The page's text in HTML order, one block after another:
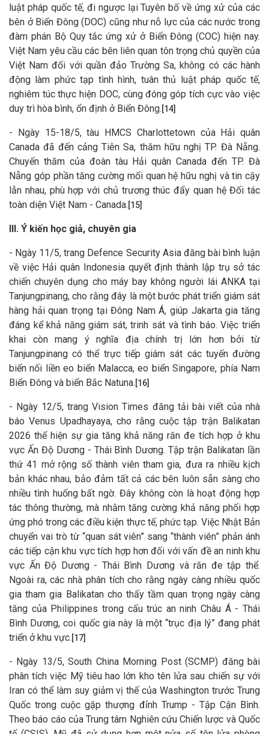
luật pháp quốc tế, đi ngược lại Tuyên bố về ứng xử của các
bên ở Biển Đông (DOC) cũng như nỗ lực của các nước trong
đàm phán Bộ Quy tắc ứng xử ở Biển Đông (COC) hiện nay.
Việt Nam yêu cầu các bên liên quan tôn trọng chủ quyền của
Việt Nam đối với quần đảo Trường Sa, không có các hành
động làm phức tạp tình hình, tuân thủ luật pháp quốc tế,
nghiêm túc thực hiện DOC, cùng đóng góp tích cực vào việc
duy trì hòa bình, ổn định ở Biển Đông. [14]
- Ngày 15-18/5, tàu HMCS Charlottetown của Hải quân
Canada đã đến cảng Tiên Sa, thăm hữu nghị TP. Đà Nẵng.
Chuyến thăm của đoàn tàu Hải quân Canada đến TP. Đà
Nẵng góp phần tăng cường mối quan hệ hữu nghị và tin cậy
lẫn nhau, phù hợp với chủ trương thúc đẩy quan hệ Đối tác
toàn diện Việt Nam - Canada. [15]
III. Ý kiến học giả, chuyên gia
- Ngày 11/5, trang Defence Security Asia đăng bài bình luận
về việc Hải quân Indonesia quyết định thành lập trụ sở tác
chiến chuyên dụng cho máy bay không người lái ANKA tại
Tanjungpinang, cho rằng đây là một bước phát triển giám sát
hàng hải quan trọng tại Đông Nam Á, giúp Jakarta gia tăng
đáng kể khả năng giám sát, trinh sát và tình báo. Việc triển
khai còn mang ý nghĩa địa chính trị lớn hơn bởi từ
Tanjungpinang có thể trực tiếp giám sát các tuyến đường
biển nối liền eo biển Malacca, eo biển Singapore, phía Nam
Biển Đông và biển Bắc Natuna. [16]
- Ngày 12/5, trang Vision Times đăng tải bài viết của nhà
báo Venus Upadhayaya, cho rằng cuộc tập trận Balikatan
2026 thể hiện sự gia tăng khả năng răn đe tích hợp ở khu
vực Ấn Độ Dương - Thái Bình Dương. Tập trận Balikatan lần
thứ 41 mở rộng số thành viên tham gia, đưa ra nhiều kịch
bản khác nhau, bảo đảm tất cả các bên luôn sẵn sàng cho
nhiều tình huống bất ngờ. Đây không còn là hoạt động hợp
tác thông thường, mà nhằm tăng cường khả năng phối hợp
ứng phó trong các điều kiện thực tế, phức tạp. Việc Nhật Bản
chuyển vai trò từ “quan sát viên” sang “thành viên” phản ánh
các tiếp cận khu vực tích hợp hơn đối với vấn đề an ninh khu
vực Ấn Độ Dương - Thái Bình Dương và răn đe tập thể.
Ngoài ra, các nhà phân tích cho rằng ngày càng nhiều quốc
gia tham gia Balikatan cho thấy tầm quan trọng ngày càng
tăng của Philippines trong cấu trúc an ninh Châu Á - Thái
Bình Dương, coi quốc gia này là một “trục địa lý” đang phát
triển ở khu vực. [17]
- Ngày 13/5, South China Morning Post (SCMP) đăng bài
phân tích việc Mỹ tiêu hao lớn kho tên lửa sau chiến sự với
Iran có thể làm suy giảm vị thế của Washington trước Trung
Quốc trong cuộc gặp thượng đỉnh Trump - Tập Cận Bình.
Theo báo cáo của Trung tâm Nghiên cứu Chiến lược và Quốc